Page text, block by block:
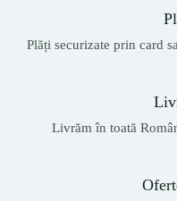
Plăți securizate prin card
Livrăm în toată